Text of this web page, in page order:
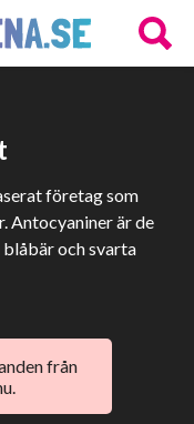
företag som
Antocyaniner är de
och svarta
från